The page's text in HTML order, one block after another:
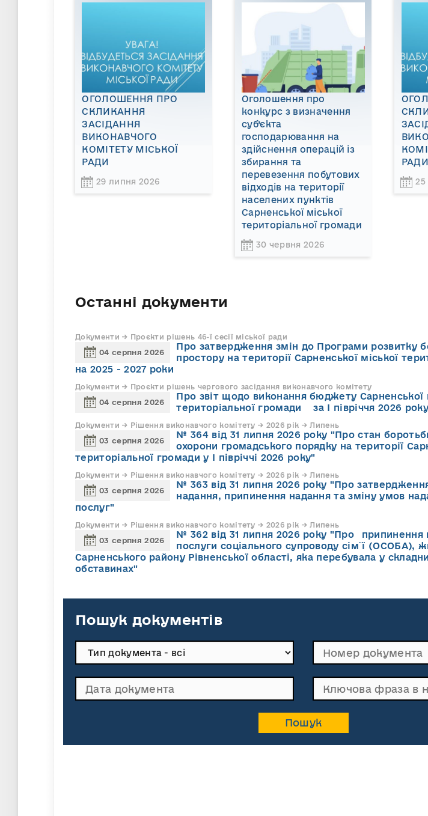
ОГОЛОШЕННЯ ПРО
СКЛИКАННЯ
ЗАСІДАННЯ
ВИКОНАВЧОГО
КОМІТЕТУ МІСЬКОЇ
РАДИ
29 липня 2026
Оголошення про
конкурс з визначення
суб’єкта
господарювання на
здійснення операцій із
збирання та
перевезення побутових
відходів на території
населених пунктів
Сарненської міської
територіальної громади
30 червня 2026
РАДИ
25
Останні документи
Документи → Проєкти рішень 46-ї сесії міської ради
04 серпня 2026
Про затвердження змін до Програми розвитку
простору на території Сарненської міської
на 2025 - 2027 роки
Документи → Проєкти рішень чергового засідання виконавчого комітету
04 серпня 2026
Про звіт щодо виконання бюджету Сарненської
територіальної громади за І півріччя 2026 року
Документи → Рішення виконавчого комітету → 2026 рік → Липень
03 серпня 2026
№ 364 від 31 липня 2026 року "Про стан
охорони громадського порядку на території
територіальної громади у І півріччі 2026 року"
Документи → Рішення виконавчого комітету → 2026 рік → Липень
03 серпня 2026
№ 363 від 31 липня 2026 року "Про
надання, припинення надання та зміну умов
послуг"
Документи → Рішення виконавчого комітету → 2026 рік → Липень
03 серпня 2026
№ 362 від 31 липня 2026 року "Про припинення
послуги соціального супроводу cім`ї (ОСОБА),
Сарненського району Рівненської області, яка перебувала у
обставинах"
Пошук документів